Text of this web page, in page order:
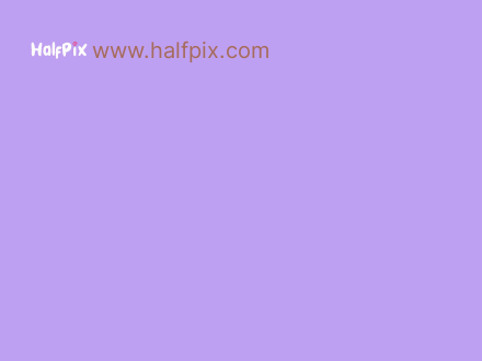
www.halfpix.com